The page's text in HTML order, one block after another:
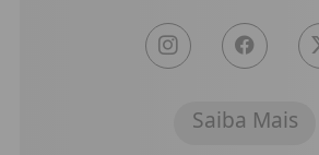
Saiba Mais